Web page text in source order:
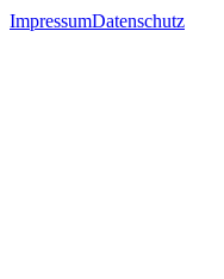
ImpressumDatenschutz